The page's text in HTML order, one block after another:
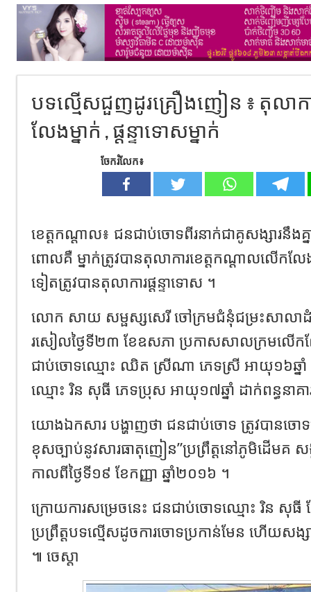
បទល្មើស​ជួញដូរ​​គ្រឿងញៀន​ ៖​ តុលាក
លែង​ម្នាក់​ ,​ ផ្តន្ទា​ទោស​ម្នាក់​
ចែករំលែក៖
ខេត្តកណ្ដាល​៖ ជនជាប់ចោទ​ពីរ​នាក់​ជា​គូ​សង្សារ​នឹង​
ពោល​គឺ​ ម្នាក់​ត្រូវ​បាន​តុលាការ​ខេត្ត​កណ្ដាល​លើក​លែ
ទៀត​ត្រូវ​បាន​តុលាការ​ផ្តន្ទា​ទោស​ ។
លោក​ សាយ​ សម្ផស្ស​សេរី​ ចៅក្រម​ជំនុំជម្រះ​សាលា​
រសៀល​ថ្ងៃ​ទី​២៣​ ខែ​ឧសភា​ ប្រកាស​សាលក្រម​លើក
ជាប់ចោទ​ឈ្មោះ​ ឈិត​ ស្រីណា​ ភេទ​ស្រី​ អាយុ​១៦ឆ្នាំ​
ឈ្មោះ​ រិន​ សុធី​ ភេទ​ប្រុស​ អាយុ​១៧ឆ្នាំ​ ដាក់​ពន្ធនាគា
យោង​ឯកសារ​ បង្ហាញ​ថា​ ជនជាប់ចោទ​ ត្រូវ​បាន​ច
ខុសច្បាប់​នូវ​សារធាតុ​ញៀន​”ប្រព្រឹត្ត​នៅ​ភូមិ​ដើម​គ​ ស
កាលពី​ថ្ងៃទី​១៩​ ខែ​កញ្ញា​ ឆ្នាំ​២០១៦​ ។
ក្រោយ​ការ​សម្រេច​នេះ​ ជនជាប់ចោទ​ឈ្មោះ​ រិន​ សុធី​ ថ្
ប្រព្រឹត្ត​បទល្មើស​ដូច​ការ​ចោទប្រកាន់​មែន​ ហើយ​សង្សា
៕ ចេស្តា